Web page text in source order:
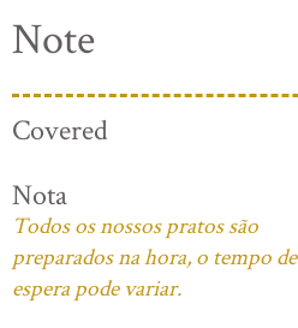
Note
Covered
Nota
Todos os nossos pratos são
preparados na hora, o tempo de
espera pode variar.